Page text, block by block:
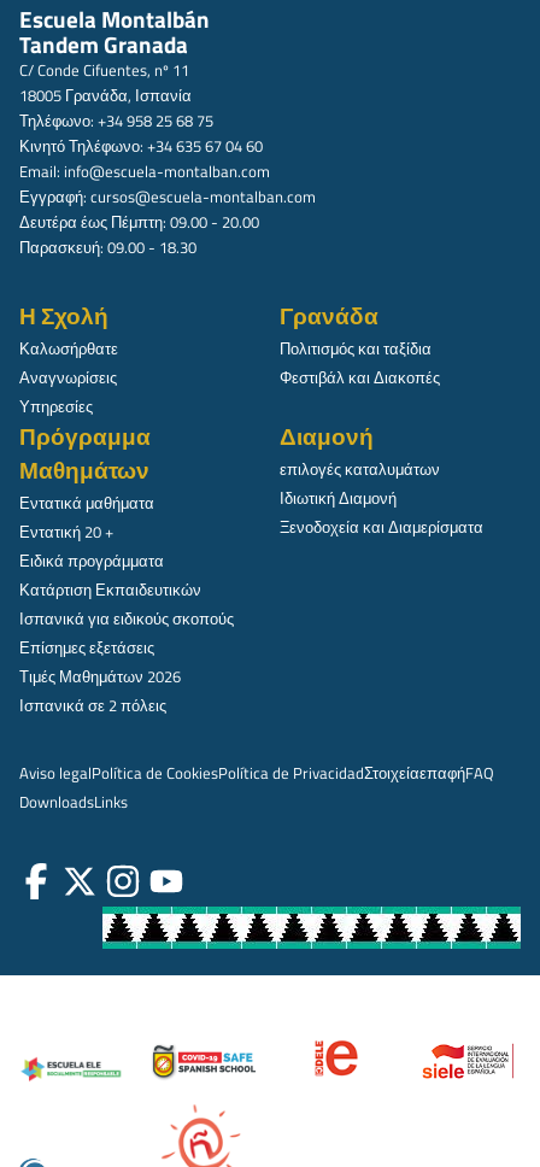
Escuela Montalbán
Tandem Granada
C/ Conde Cifuentes, nº 11
18005 Γρανάδα, Ισπανία
Τηλέφωνο: +34 958 25 68 75
Κινητό Τηλέφωνο: +34 635 67 04 60
Email: info@escuela-montalban.com
Εγγραφή: cursos@escuela-montalban.com
Δευτέρα έως Πέμπτη: 09.00 - 20.00
Παρασκευή: 09.00 - 18.30
Η Σχολή
Καλωσήρθατε
Αναγνωρίσεις
Υπηρεσίες
Γρανάδα
Πολιτισμός και ταξίδια
Φεστιβάλ και Διακοπές
Πρόγραμμα
Μαθημάτων
Εντατικά μαθήματα
Εντατική 20 +
Ειδικά προγράμματα
Κατάρτιση Εκπαιδευτικών
Ισπανικά για ειδικούς σκοπούς
Επίσημες εξετάσεις
Τιμές Μαθημάτων 2026
Ισπανικά σε 2 πόλεις
Διαμονή
επιλογές καταλυμάτων
Ιδιωτική Διαμονή
Ξενοδοχεία και Διαμερίσματα
Aviso legalPolítica de CookiesPolítica de PrivacidadΣτοιχείαεπαφήFAQ
DownloadsLinks